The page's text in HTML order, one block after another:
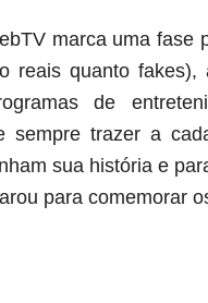
marca uma fase
reais quanto
de
sempre trazer a
sua história e
para comemorar